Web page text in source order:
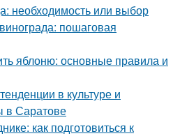
необходимость или выбор
пошаговая
яблоню: основные правила и
в культуре и
в Саратове
как подготовиться к